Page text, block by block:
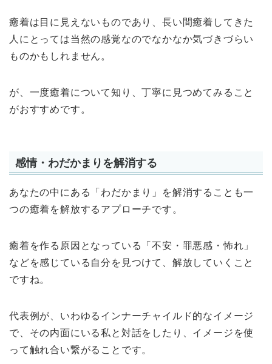
癒着は目に見えないものであり、長い間癒着してきた
人にとっては当然の感覚なのでなかなか気づきづらい
ものかもしれません。
が、一度癒着について知り、丁寧に見つめてみること
がおすすめです。
感情・わだかまりを解消する
あなたの中にある「わだかまり」を解消することも一
つの癒着を解放するアプローチです。
癒着を作る原因となっている「不安・罪悪感・怖れ」
などを感じている自分を見つけて、解放していくこと
ですね。
代表例が、いわゆるインナーチャイルド的なイメージ
で、その内面にいる私と対話をしたり、イメージを使
って触れ合い繋がることです。